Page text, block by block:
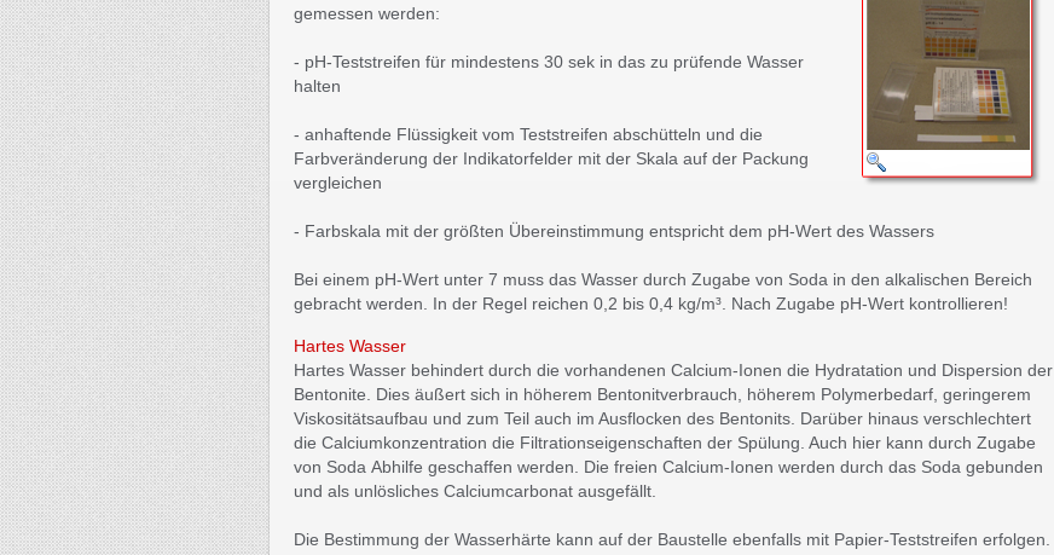
gemessen werden:
- pH-Teststreifen für mindestens 30 sek in das zu prüfende Wasser
halten
- anhaftende Flüssigkeit vom Teststreifen abschütteln und die
Farbveränderung der Indikatorfelder mit der Skala auf der Packung
vergleichen
- Farbskala mit der größten Übereinstimmung entspricht dem pH-Wert des Wassers
Bei einem pH-Wert unter 7 muss das Wasser durch Zugabe von Soda in den alkalischen Bereich
gebracht werden. In der Regel reichen 0,2 bis 0,4 kg/m³. Nach Zugabe pH-Wert kontrollieren!
Hartes Wasser
Hartes Wasser behindert durch die vorhandenen Calcium-Ionen die Hydratation und Dispersion der
Bentonite. Dies äußert sich in höherem Bentonitverbrauch, höherem Polymerbedarf, geringerem
Viskositätsaufbau und zum Teil auch im Ausflocken des Bentonits. Darüber hinaus verschlechtert
die Calciumkonzentration die Filtrationseigenschaften der Spülung. Auch hier kann durch Zugabe
von Soda Abhilfe geschaffen werden. Die freien Calcium-Ionen werden durch das Soda gebunden
und als unlösliches Calciumcarbonat ausgefällt.
Die Bestimmung der Wasserhärte kann auf der Baustelle ebenfalls mit Papier-Teststreifen erfolgen.